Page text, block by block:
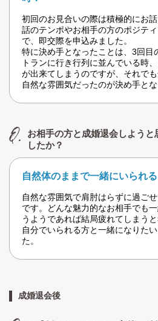
初回のお見合いの際は積極的にお
話のテンポやお相手の方のポジテ
で、即交際を申込みました。
特に決め手となったことは、3回目
トランに行き行列に並んでいる時
が出来てしまうのですが、それで
自然な雰囲気だったのが決め手とな
お相手の方と成婚退会しよう
したか？
自然体のままで一緒にいられる
自然な雰囲気で肩肘はらずに過ご
です。どんな魅力的なお相手でも
うようであれば結局疲れてしまう
自分でいられる方と一緒になりた
た。
成婚退会後